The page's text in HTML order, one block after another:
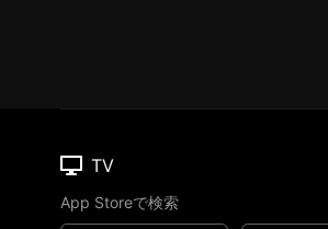
TV
App Storeで検索